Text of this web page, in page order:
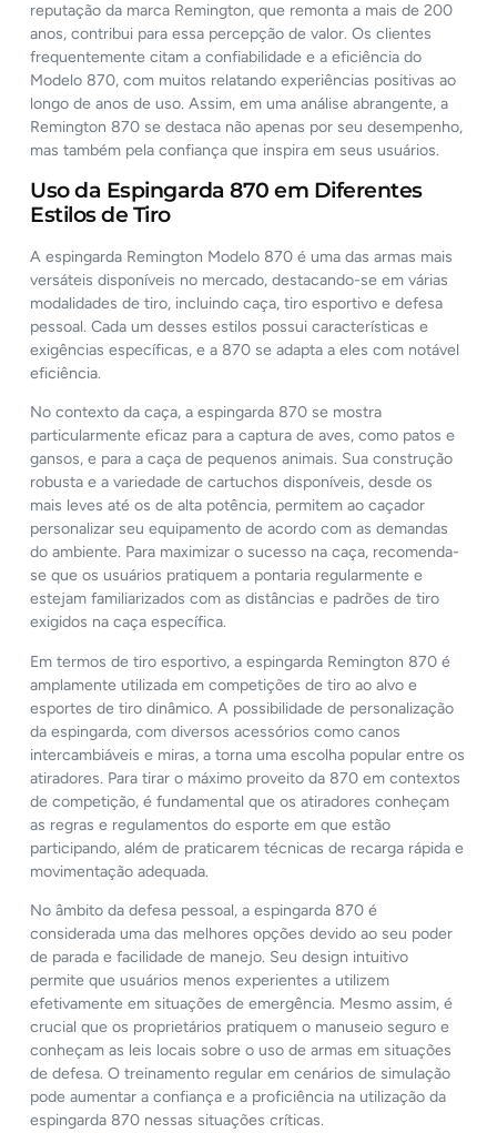
reputação da marca Remington, que remonta a mais de 200
anos, contribui para essa percepção de valor. Os clientes
frequentemente citam a confiabilidade e a eficiência do
Modelo 870, com muitos relatando experiências positivas ao
longo de anos de uso. Assim, em uma análise abrangente, a
Remington 870 se destaca não apenas por seu desempenho,
mas também pela confiança que inspira em seus usuários.
Uso da Espingarda 870 em Diferentes
Estilos de Tiro
A espingarda Remington Modelo 870 é uma das armas mais
versáteis disponíveis no mercado, destacando-se em várias
modalidades de tiro, incluindo caça, tiro esportivo e defesa
pessoal. Cada um desses estilos possui características e
exigências específicas, e a 870 se adapta a eles com notável
eficiência.
No contexto da caça, a espingarda 870 se mostra
particularmente eficaz para a captura de aves, como patos e
gansos, e para a caça de pequenos animais. Sua construção
robusta e a variedade de cartuchos disponíveis, desde os
mais leves até os de alta potência, permitem ao caçador
personalizar seu equipamento de acordo com as demandas
do ambiente. Para maximizar o sucesso na caça, recomenda-
se que os usuários pratiquem a pontaria regularmente e
estejam familiarizados com as distâncias e padrões de tiro
exigidos na caça específica.
Em termos de tiro esportivo, a espingarda Remington 870 é
amplamente utilizada em competições de tiro ao alvo e
esportes de tiro dinâmico. A possibilidade de personalização
da espingarda, com diversos acessórios como canos
intercambiáveis e miras, a torna uma escolha popular entre os
atiradores. Para tirar o máximo proveito da 870 em contextos
de competição, é fundamental que os atiradores conheçam
as regras e regulamentos do esporte em que estão
participando, além de praticarem técnicas de recarga rápida e
movimentação adequada.
No âmbito da defesa pessoal, a espingarda 870 é
considerada uma das melhores opções devido ao seu poder
de parada e facilidade de manejo. Seu design intuitivo
permite que usuários menos experientes a utilizem
efetivamente em situações de emergência. Mesmo assim, é
crucial que os proprietários pratiquem o manuseio seguro e
conheçam as leis locais sobre o uso de armas em situações
de defesa. O treinamento regular em cenários de simulação
pode aumentar a confiança e a proficiência na utilização da
espingarda 870 nessas situações críticas.